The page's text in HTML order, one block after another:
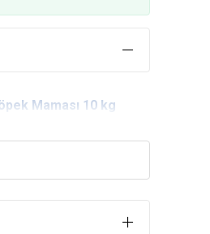
Maması 10 kg